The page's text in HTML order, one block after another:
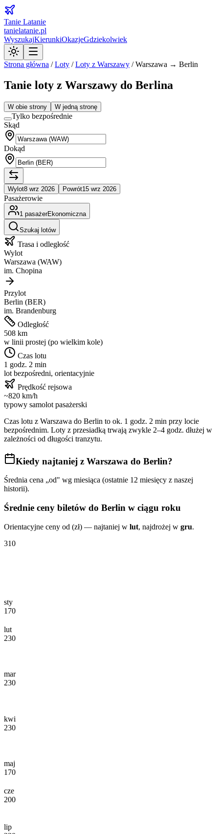
Tanie Latanie
tanielatanie.pl
WyszukajKierunkiOkazjeGdziekolwiek
Strona główna /Loty /Loty z Warszawy /Warszawa → Berlin
Tanie loty z Warszawy do Berlina
W obie strony W jedną stronę
Tylko bezpośrednie
Skąd
Dokąd
Wylot8 wrz 2026 Powrót15 wrz 2026
Pasażerowie
1 pasażerEkonomiczna
Szukaj lotów
Trasa i odległość
Wylot
Warszawa (WAW)
im. Chopina
Przylot
Berlin (BER)
im. Brandenburg
Odległość
508 km
w linii prostej (po wielkim kole)
Czas lotu
1 godz. 2 min
lot bezpośredni, orientacyjnie
Prędkość rejsowa
~820 km/h
typowy samolot pasażerski
Czas lotu z Warszawa do Berlin to ok. 1 godz. 2 min przy locie
bezpośrednim. Loty z przesiadką trwają zwykle 2–4 godz. dłużej w
zależności od długości tranzytu.
Kiedy najtaniej z Warszawa do Berlin?
Średnia cena „od" wg miesiąca (ostatnie 12 miesięcy z naszej
historii).
Średnie ceny biletów do Berlin w ciągu roku
Orientacyjne ceny od (zł) — najtaniej w lut, najdrożej w gru.
310
sty
170
lut
230
mar
230
kwi
230
maj
170
cze
200
lip